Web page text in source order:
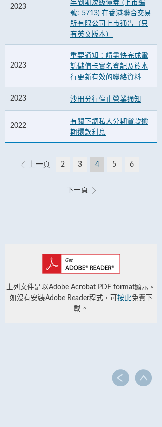
2023
年到期次級債劵 (上市編
號: 5713) 在香港聯合交易
所有限公司上市通告（只
有英文版本）
2023
重要通知：請盡快完成電
話儲值卡實名登記及於本
行更新有效的聯絡資料
2023 沙田分行停止營業通知
2022
有關下調私人分期貸款逾
期還款利息
上一頁 2 3 4 5 6
下一頁
上列文件是以Adobe Acrobat PDF format顯示。
如沒有安裝Adobe Reader程式，可 按此免費下
載。